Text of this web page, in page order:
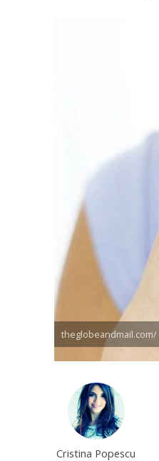
theglobeandmail.com/
Cristina Popescu